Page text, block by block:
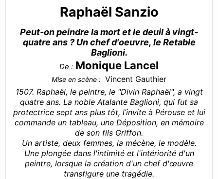
Raphaël Sanzio
Peut-on peindre la mort et le deuil à vingt-
quatre ans ? Un chef d'oeuvre, le Retable
Baglioni.
De : Monique Lancel
Mise en scène : Vincent Gauthier
1507. Raphaël, le peintre, le "Divin Raphaël", a vingt
quatre ans. La noble Atalante Baglioni, qui fut sa
protectrice sept ans plus tôt, l’invite à Pérouse et lui
commande un tableau, une Déposition, en mémoire
de son fils Griffon.
Un artiste, deux femmes, la mécène, le modèle.
Une plongée dans l'intimité et l'intériorité d'un
peintre, lorsque la création d'un chef d'œuvre
transfigure une tragédie.